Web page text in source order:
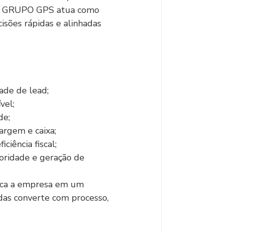
GPS atua como
rápidas e alinhadas
de lead;
e caixa;
fiscal;
e geração de
a empresa em um
converte com processo,